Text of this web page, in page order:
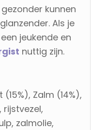
kunnen
Als je
jeukende en
nuttig zijn.
(15%), Zalm (14%),
rijstvezel,
zalmolie,